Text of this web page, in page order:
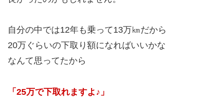
自分の中では12年も乗って13万㎞だから
20万ぐらいの下取り額になればいいかな
なんて思ってたから
「25万で下取れますよ♪」